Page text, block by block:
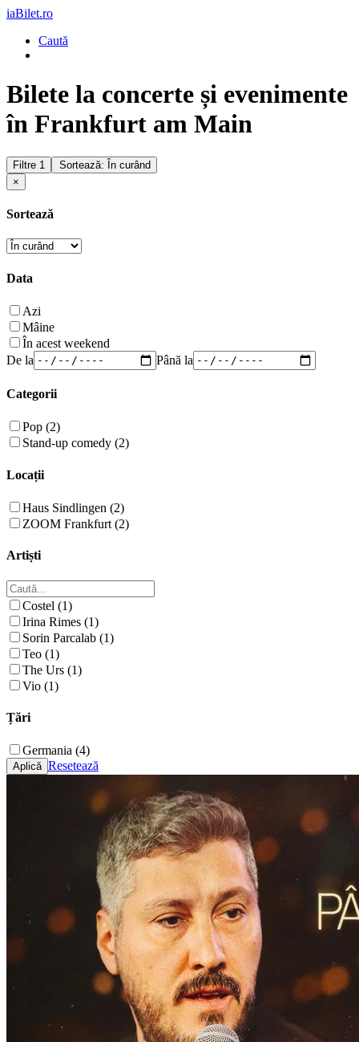
iaBilet.ro
Caută
Bilete la concerte și evenimente
în Frankfurt am Main
Filtre 1
Sortează: În curând
×
Sortează
Data
Azi
Mâine
În acest weekend
De la
Până la
Categorii
Pop (2)
Stand-up comedy (2)
Locații
Haus Sindlingen (2)
ZOOM Frankfurt (2)
Artiști
Costel (1)
Irina Rimes (1)
Sorin Parcalab (1)
Teo (1)
The Urs (1)
Vio (1)
Țări
Germania (4)
Resetează